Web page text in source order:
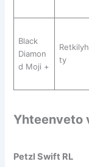
Black
Diamon
d Moji +
Retkilyh
ty
Yhteenveto
Petzl Swift RL